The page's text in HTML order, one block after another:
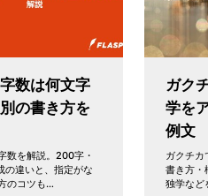
数は何文字
の書き方を
数を解説。200字・
違いと、指定がな
のコツも…
ガク
学を
例文
ガクチカ
書き方・
独学など